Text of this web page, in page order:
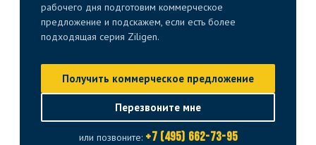
рабочего дня подготовим коммерческое
предложение и подскажем, если есть более
подходящая серия Ziligen.
Получить коммерческое предложение
Перезвоните мне
или позвоните: +7 (495) 662-73-95